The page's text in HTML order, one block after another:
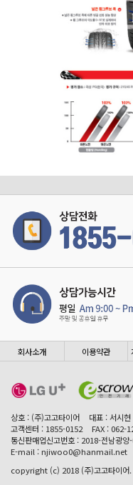
회사소개 이용약관
상호 : (주)고고타이어 대표 : 서시현
고객센터 : 1855-0152
FAX : 062-
통신판매업신고번호 : 2018-전남광
E-mail : njiwoo0@hanmail.net
copyright (c) 2018 (주)고고타이